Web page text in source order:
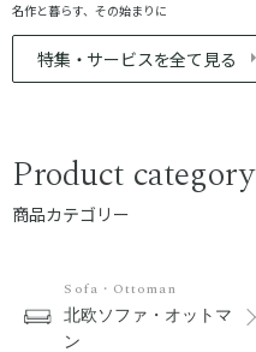
名作と暮らす、その始まりに
特集・サービスを全て見る
Product category
商品カテゴリー
Sofa・Ottoman
北欧ソファ・オットマ
ン